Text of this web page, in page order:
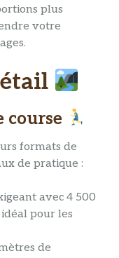
plus
votre
course
formats de
de pratique :
avec 4 500
pour les
de